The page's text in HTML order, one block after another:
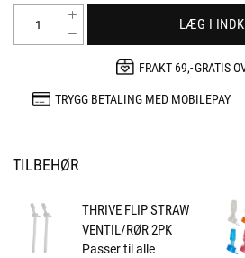
LÆG I
FRAKT 69,- GRATIS
TRYGG BETALING MED MOBILEPAY
TILBEHØR
THRIVE FLIP STRAW
VENTIL/RØR 2PK
Passer til alle